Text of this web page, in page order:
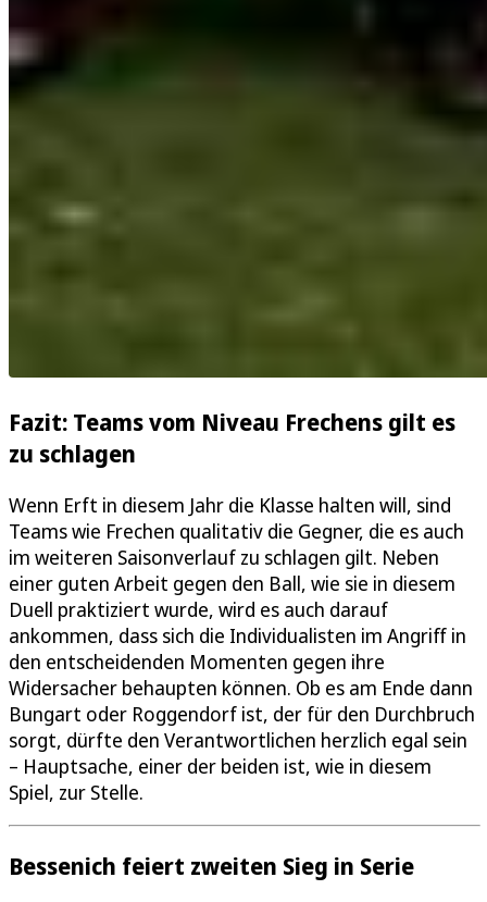
Fazit: Teams vom Niveau Frechens gilt es
zu schlagen
Wenn Erft in diesem Jahr die Klasse halten will, sind
Teams wie Frechen qualitativ die Gegner, die es auch
im weiteren Saisonverlauf zu schlagen gilt. Neben
einer guten Arbeit gegen den Ball, wie sie in diesem
Duell praktiziert wurde, wird es auch darauf
ankommen, dass sich die Individualisten im Angriff in
den entscheidenden Momenten gegen ihre
Widersacher behaupten können. Ob es am Ende dann
Bungart oder Roggendorf ist, der für den Durchbruch
sorgt, dürfte den Verantwortlichen herzlich egal sein
– Hauptsache, einer der beiden ist, wie in diesem
Spiel, zur Stelle.
Bessenich feiert zweiten Sieg in Serie